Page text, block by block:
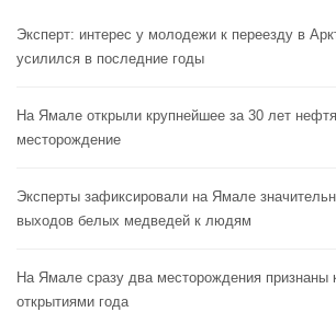
Эксперт: интерес у молодежи к переезду в
усилился в последние годы
На Ямале открыли крупнейшее за 30 лет
месторождение
Эксперты зафиксировали на Ямале
выходов белых медведей к людям
На Ямале сразу два месторождения признаны
открытиями года